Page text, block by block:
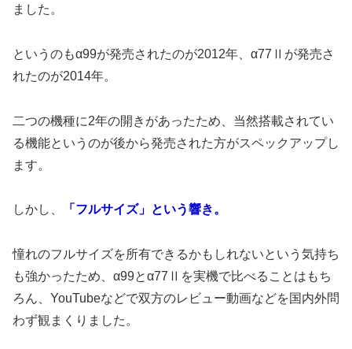
ました。
というのもα99が発売されたのが2012年、α77Ⅱが発売さ
れたのが2014年。
二つの機種に2年の開きがあったため、当然搭載されてい
る機能というのが後から発売された方がスペックアップし
ます。
しかし、 「フルサイズ」という響き。
憧れのフルサイズを所有できるかもしれないという気持ち
も強かったため、α99とα77Ⅱを実機で比べることはもち
ろん、YouTubeなどで双方のレビュー動画などを国内外問
わず観まくりました。